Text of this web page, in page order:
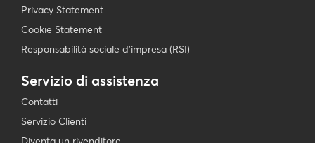
Privacy Statement
Cookie Statement
Responsabilità sociale d’impresa (RSI)
Servizio di assistenza
Contatti
Servizio Clienti